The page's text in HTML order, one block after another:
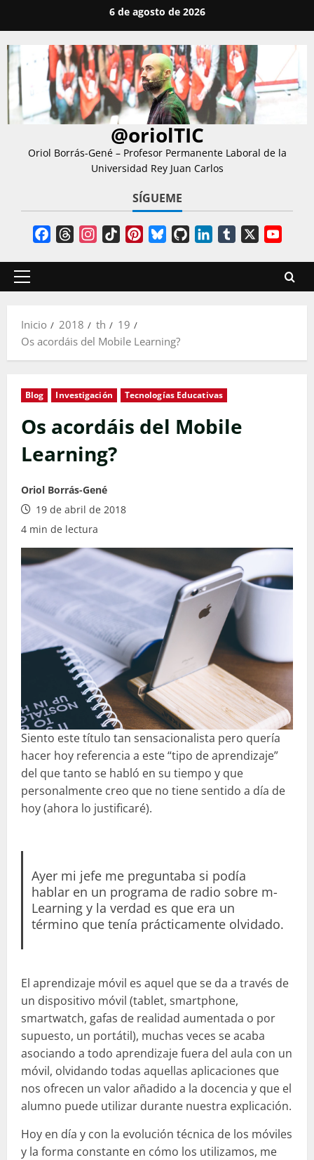
contenido
6 de agosto de 2026
@oriolTIC
Oriol Borrás-Gené – Profesor Permanente Laboral de la
Universidad Rey Juan Carlos
SÍGUEME
FacebookThreadsInstagram
TikTokPinterestBlueskyGitHubLinkedInTumblr
Menú
Inicio
2018 th
19
Os acordáis del Mobile Learning?
Blog Investigación Tecnologías Educativas
Os acordáis del Mobile
Learning?
Oriol Borrás-Gené
19 de abril de 2018
4 min de lectura
Siento este título tan sensacionalista pero quería
hacer hoy referencia a este “tipo de aprendizaje”
del que tanto se habló en su tiempo y que
personalmente creo que no tiene sentido a día de
hoy (ahora lo justificaré).
Ayer mi jefe me preguntaba si podía
hablar en un programa de radio sobre m-
Learning y la verdad es que era un
término que tenía prácticamente olvidado.
El aprendizaje móvil es aquel que se da a través de
un dispositivo móvil (tablet, smartphone,
smartwatch, gafas de realidad aumentada o por
supuesto, un portátil), muchas veces se acaba
asociando a todo aprendizaje fuera del aula con un
móvil, olvidando todas aquellas aplicaciones que
nos ofrecen un valor añadido a la docencia y que el
alumno puede utilizar durante nuestra explicación.
Hoy en día y con la evolución técnica de los móviles
y la forma constante en cómo los utilizamos, me